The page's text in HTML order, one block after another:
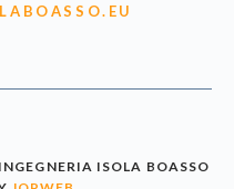
ISOLA BOASSO